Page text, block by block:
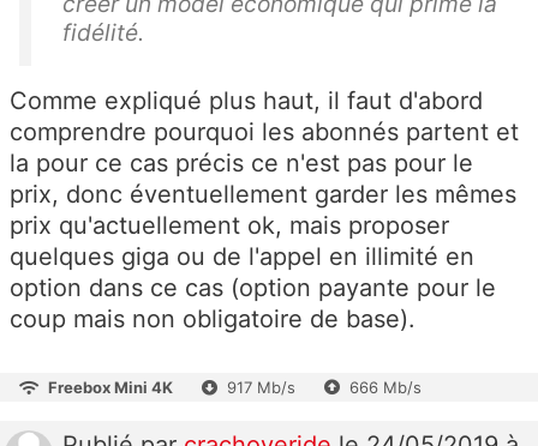
fidélité.
Comme expliqué plus haut, il faut d'abord
comprendre pourquoi les abonnés partent et
la pour ce cas précis ce n'est pas pour le
prix, donc éventuellement garder les mêmes
prix qu'actuellement ok, mais proposer
quelques giga ou de l'appel en illimité en
option dans ce cas (option payante pour le
coup mais non obligatoire de base).
Freebox Mini 4K 917 Mb/s 666 Mb/s